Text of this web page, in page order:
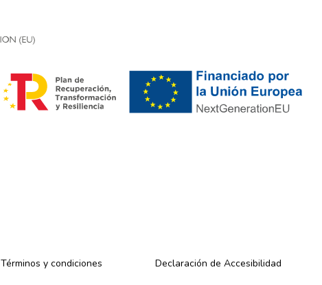
Términos y condiciones Declaración de Accesibilidad